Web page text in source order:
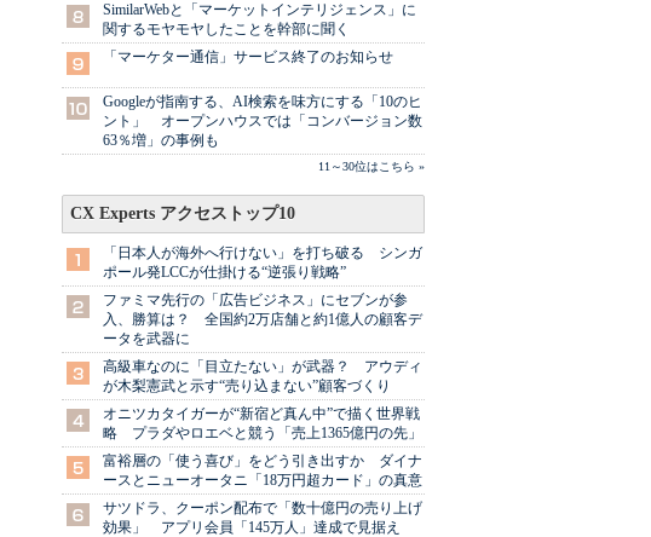
SimilarWebと「マーケットインテリジェンス」に
関するモヤモヤしたことを幹部に聞く
「マーケター通信」サービス終了のお知らせ
Googleが指南する、AI検索を味方にする「10のヒ
ント」 オープンハウスでは「コンバージョン数
63％増」の事例も
11～30位はこちら »
CX Experts アクセストップ10
「日本人が海外へ行けない」を打ち破る シンガ
ポール発LCCが仕掛ける“逆張り戦略”
ファミマ先行の「広告ビジネス」にセブンが参
入、勝算は？ 全国約2万店舗と約1億人の顧客デ
ータを武器に
高級車なのに「目立たない」が武器？ アウディ
が木梨憲武と示す“売り込まない”顧客づくり
オニツカタイガーが“新宿ど真ん中”で描く世界戦
略 プラダやロエベと競う「売上1365億円の先」
富裕層の「使う喜び」をどう引き出すか ダイナ
ースとニューオータニ「18万円超カード」の真意
サツドラ、クーポン配布で「数十億円の売り上げ
効果」 アプリ会員「145万人」達成で見据え